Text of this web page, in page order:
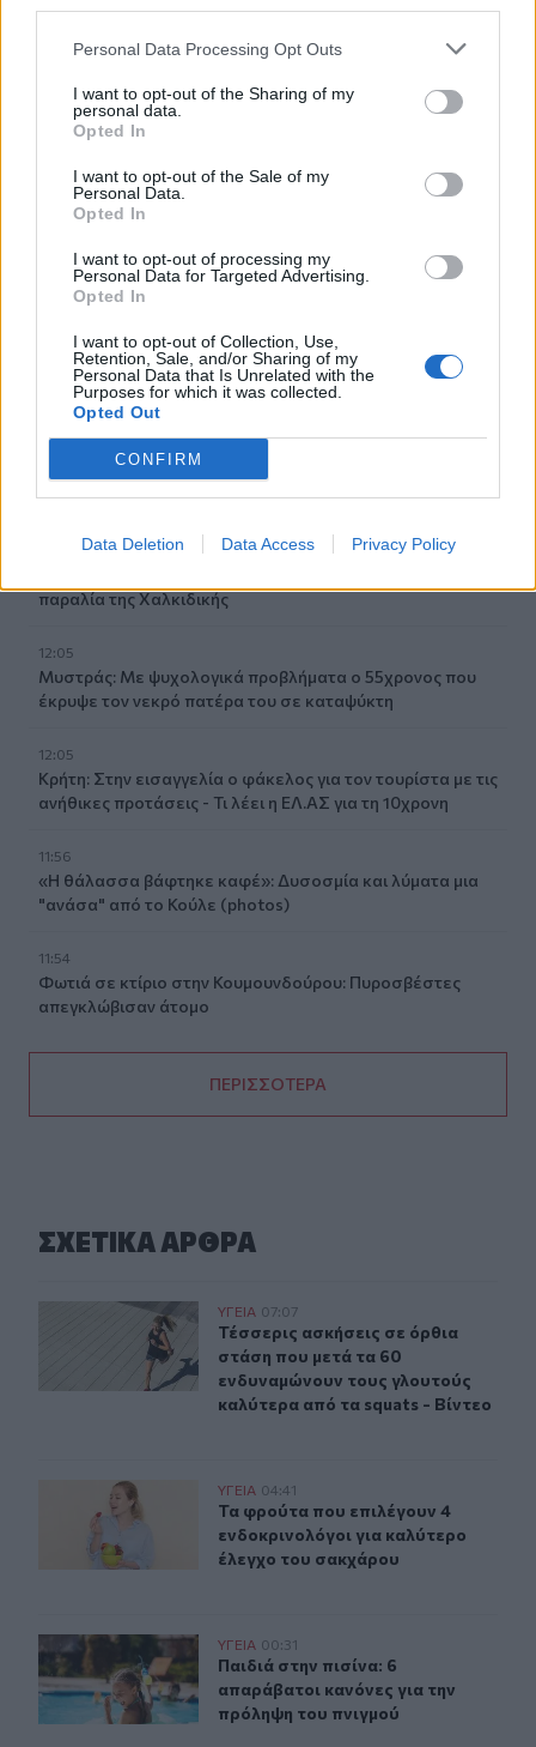
Personal Data Processing Opt Outs
I want to opt-out of the Sharing of my
personal data.
Opted In
I want to opt-out of the Sale of my
Personal Data.
Opted In
I want to opt-out of processing my
Personal Data for Targeted Advertising.
Opted In
I want to opt-out of Collection, Use,
Retention, Sale, and/or Sharing of my
Personal Data that Is Unrelated with the
Purposes for which it was collected.
Opted Out
CONFIRM
Data Deletion Data Access Privacy Policy
επώδυνο», λέει ο γιος του
Χανιά: Διεθνές Συνέδριο για τη Βιολογία των Φορέων
Μεταδοτικών Ασθενειών
Στις φλόγες δύο διυλιστήρια πετρελαίου στη Ρωσία μετά
από ουκρανική επίθεση με drones
Οι «αγκαζαρισμένες» ξαπλώστρες στις παραλίες
Δήμος Βιάννου: Χιλιάδες επισκέπτες κάθε ηλικίας στην
8η Γιορτή Μπανάνας
Συνεδρίασε η Επιτροπή Εκτίμησης Κινδύνου λόγω των
υψηλών θερμοκρασιών και της ενίσχυσης των ανέμων
παραλία της Χαλκιδικής
12:05
Μυστράς: Με ψυχολογικά προβλήματα ο 55χρονος που
έκρυψε τον νεκρό πατέρα του σε καταψύκτη
12:05
Κρήτη: Στην εισαγγελία ο φάκελος για τον τουρίστα με τις
ανήθικες προτάσεις - Τι λέει η ΕΛ.ΑΣ για τη 10χρονη
11:56
«Η θάλασσα βάφτηκε καφέ»: Δυσοσμία και λύματα μια
"ανάσα" από το Κούλε (photos)
11:54
Φωτιά σε κτίριο στην Κουμουνδούρου: Πυροσβέστες
απεγκλώβισαν άτομο
ΠΕΡΙΣΣΟΤΕΡΑ
ΣΧΕΤΙΚA AΡΘΡΑ
Τέσσερις ασκήσεις σε όρθια στάση που μετά τα 60
ΥΓΕΙΑ 07:07
Τέσσερις ασκήσεις σε όρθια
Τέσσερις ασκήσεις σε όρθια
στάση που μετά τα 60
ενδυναμώνουν τους γλουτούς
καλύτερα από τα squats - Βίντεο
Τα φρούτα που επιλέγουν 4 ενδοκρινολόγοι για
ΥΓΕΙΑ 04:41
Τα φρούτα που επιλέγουν 4
Τα φρούτα που επιλέγουν 4
ενδοκρινολόγοι για καλύτερο
έλεγχο του σακχάρου
Παιδιά στην πισίνα: 6 απαράβατοι κανόνες για την
ΥΓΕΙΑ 00:31
Παιδιά στην πισίνα: 6 απαράβατοι
Παιδιά στην πισίνα: 6
απαράβατοι κανόνες για την
πρόληψη του πνιγμού